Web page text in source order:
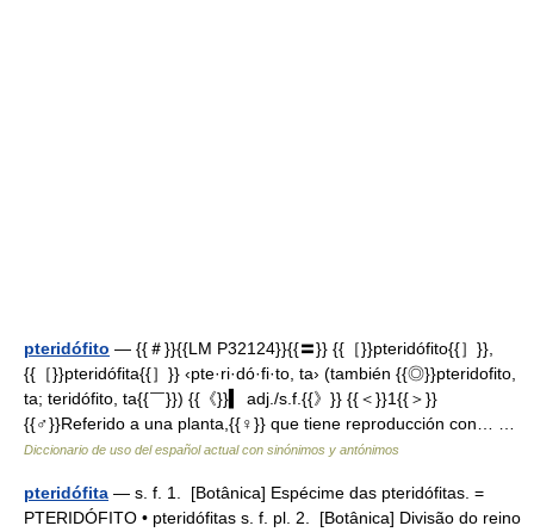
pteridófito — {{＃}}{{LM P32124}}{{〓}} {{［}}pteridófito{{］}},
{{［}}pteridófita{{］}} ‹pte·ri·dó·fi·to, ta› (también {{◎}}pteridofito,
ta; teridófito, ta{{￣}}) {{《}}▍ adj./s.f.{{》}} {{＜}}1{{＞}}
{{♂}}Referido a una planta,{{♀}} que tiene reproducción con… …
Diccionario de uso del español actual con sinónimos y antónimos
pteridófita — s. f. 1. [Botânica] Espécime das pteridófitas. =
PTERIDÓFITO • pteridófitas s. f. pl. 2. [Botânica] Divisão do reino